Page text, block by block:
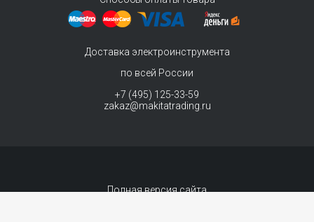
Доставка электроинструмента
по всей России
+7 (495) 125-33-59
zakaz@makitatrading.ru
Полная версия сайта